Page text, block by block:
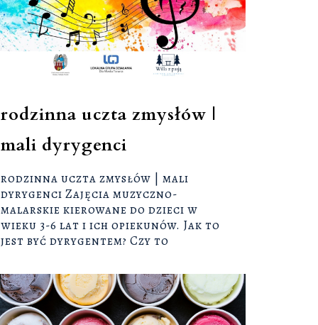
rodzinna uczta zmysłów |
mali dyrygenci
rodzinna uczta zmysłów | mali
dyrygenci Zajęcia muzyczno-
malarskie kierowane do dzieci w
wieku 3-6 lat i ich opiekunów. Jak to
jest być dyrygentem? Czy to